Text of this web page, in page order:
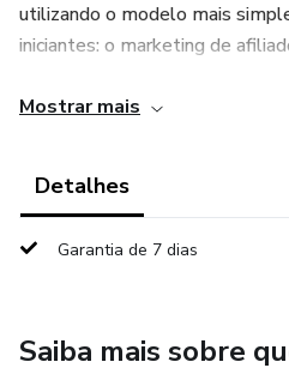
utilizando o modelo mais
iniciantes: o marketing de
Você não precisa investir dinheiro.
Não precisa aparecer.
Dentro do método você vai
Mostrar mais
Detalhes
Garantia de 7 dias
Saiba mais sobre